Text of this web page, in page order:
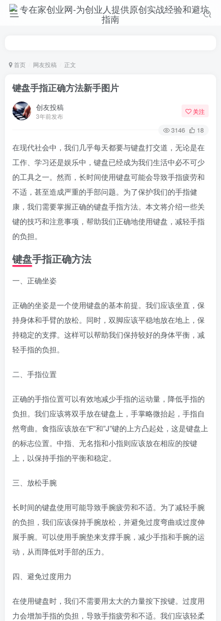
首页 网友投稿 正文
键盘手指正确方法新手图片
创友投稿
3年前发布
关注
3146 18
在现代社会中，我们几乎每天都要与键盘打交道，无论是在
工作、学习还是娱乐中，键盘已经成为我们生活中必不可少
的工具之一。然而，长时间使用键盘可能会导致手指疲劳和
不适，甚至造成严重的手部问题。为了保护我们的手指健
康，我们需要掌握正确的键盘手指方法。本文将介绍一些关
键的技巧和注意事项，帮助我们正确地使用键盘，减轻手指
的负担。
键盘手指正确方法
一、正确坐姿
正确的坐姿是一个使用键盘的基本前提。我们应该坐直，保
持身体和手臂的放松。同时，双脚应该平稳地放在地上，保
持稳定的支撑。这样可以帮助我们保持较好的身体平衡，减
轻手指的负担。
二、手指位置
正确的手指位置可以有效地减少手指的运动量，降低手指的
负担。我们应该将双手放在键盘上，手掌略微抬起，手指自
然弯曲。食指应该放在”F”和”J”键的上方凸起处，这是键盘上
的标志位置。中指、无名指和小指则应该放在相应的按键
上，以保持手指的平衡和稳定。
三、放松手腕
长时间的键盘使用可能导致手腕疲劳和不适。为了减轻手腕
的负担，我们应该保持手腕放松，并避免过度弯曲或过度伸
展手腕。可以使用手腕垫来支撑手腕，减少手指和手腕的运
动，从而降低对手部的压力。
四、避免过度用力
在使用键盘时，我们不需要用太大的力量按下按键。过度用
力会增加手指的负担，导致手指疲劳和不适。我们应该轻柔